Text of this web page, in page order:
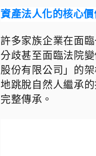
資產法人化的核心
許多家族企業在面
分歧甚至面臨法院
股份有限公司 」 的
地跳脫自然人繼承
完整傳承。